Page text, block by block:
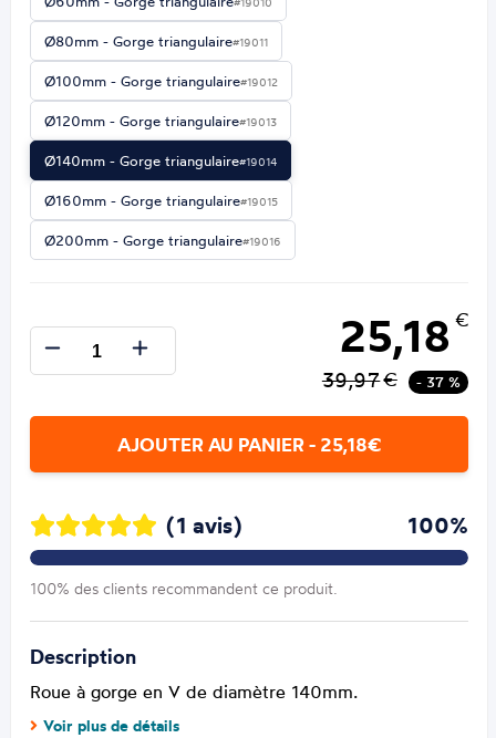
Ø80mm - Gorge triangulaire#19011
Ø100mm - Gorge triangulaire#19012
Ø120mm - Gorge triangulaire#19013
Ø140mm - Gorge triangulaire#19014
Ø160mm - Gorge triangulaire#19015
Ø200mm - Gorge triangulaire#19016
25,18 €
39,97€ - 37 %
AJOUTER AU PANIER - 25,18€
(1 avis) 100%
100% des clients recommandent ce produit.
Description
Roue à gorge en V de diamètre 140mm.
Voir plus de détails